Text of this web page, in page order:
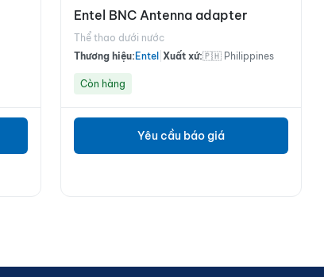
Entel BNC Antenna adapter
Thể thao dưới nước
Thương hiệu: Entel Xuất xứ:🇵🇭 Philippines
Còn hàng
Yêu cầu báo giá